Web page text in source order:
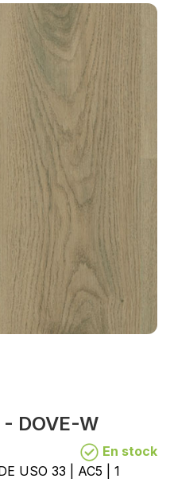
- DOVE-W
En stock
USO 33 | AC5 | 1